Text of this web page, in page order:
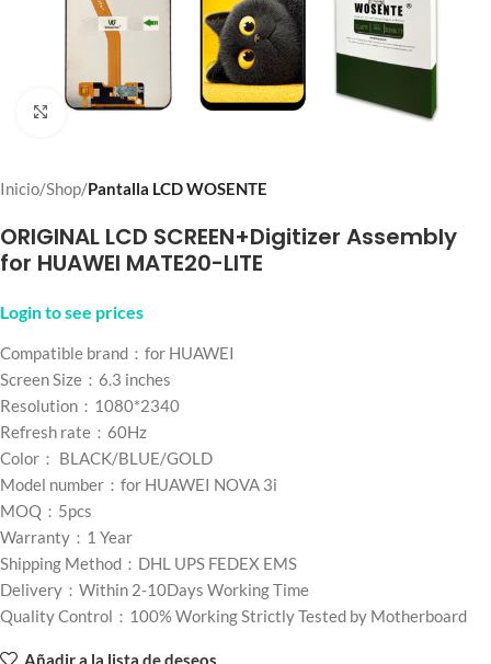
Click to enlarge
Inicio Shop Pantalla LCD WOSENTE
ORIGINAL LCD SCREEN+Digitizer Assembly
for HUAWEI MATE20-LITE
Login to see prices
Compatible brand：for HUAWEI
Screen Size：6.3 inches
Resolution：1080*2340
Refresh rate：60Hz
Color： BLACK/BLUE/GOLD
Model number：for HUAWEI NOVA 3i
MOQ：5pcs
Warranty：1 Year
Shipping Method：DHL UPS FEDEX EMS
Delivery：Within 2-10Days Working Time
Quality Control：100% Working Strictly Tested by Motherboard
Añadir a la lista de deseos